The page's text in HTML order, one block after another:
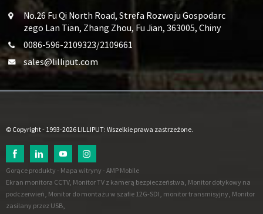
No.26 Fu Qi North Road, Strefa Rozwoju Gospodarc
zego Lan Tian, ​​Zhang Zhou, Fu Jian, 363005, Chiny
0086-596-2109323/2109661
sales@lilliput.com
© Copyright - 1993-2026 LILLIPUT: Wszelkie prawa zastrzeżone.
Gorące produkty - Mapa witryny - AMP Mobile
Ekran monitora CCTV, Monitor TV z kamerą bezpieczeństwa, Monitor dotykowy na
podczerwień, Monitor do montażu w szafie 12G-SDI, monitor transmisyjny, Monitor
zasilany przez USB,